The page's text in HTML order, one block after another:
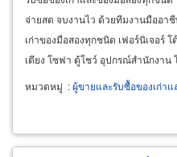
จ่ายสด จบงานไว ด้วยทีมงานมืออา
เก่าของมือสองทุกชนิด เฟอร์นิเจอร์ โ
เตียง โซฟา ตู้โชว์ อุปกรณ์สำนักงาน
โต๊ะประชุม เครื่องปริ้น เครื่องถ่ายเอก
ร้านอาหาร เตาแก๊ส เตาไฟฟ้า ตู้แช่
หมวดหมู่ :ผู้ขายและรับซื้อของเก่าแ